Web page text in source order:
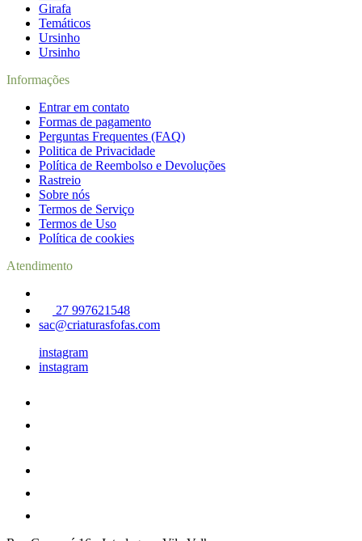
Girafa
Temáticos
Ursinho
Ursinho
Informações
Entrar em contato
Formas de pagamento
Perguntas Frequentes (FAQ)
Politica de Privacidade
Política de Reembolso e Devoluções
Rastreio
Sobre nós
Termos de Serviço
Termos de Uso
Política de cookies
Atendimento
27 997621548
sac@criaturasfofas.com
instagram
instagram